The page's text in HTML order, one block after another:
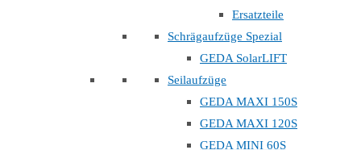
Ersatzteile
Schrägaufzüge Spezial
GEDA SolarLIFT
Seilaufzüge
GEDA MAXI 150S
GEDA MAXI 120S
GEDA MINI 60S